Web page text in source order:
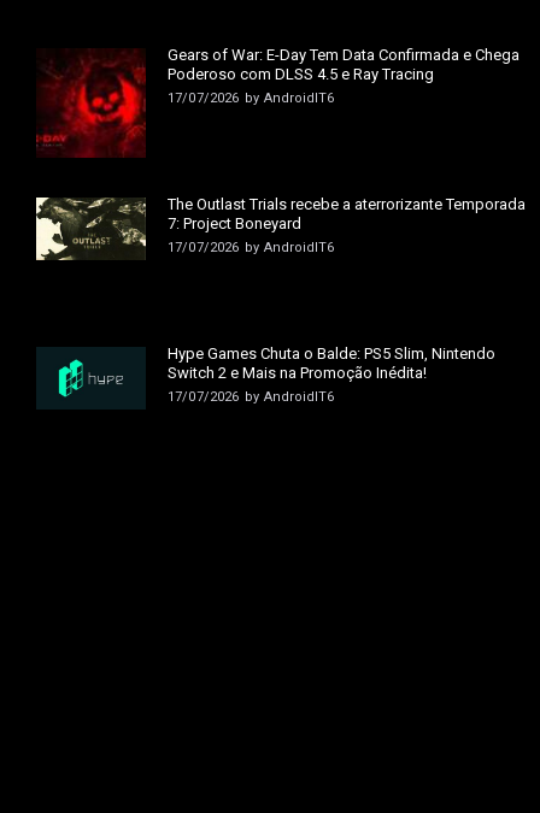
Gears of War: E-Day Tem Data Confirmada e Chega
Poderoso com DLSS 4.5 e Ray Tracing
17/07/2026 by AndroidIT6
The Outlast Trials recebe a aterrorizante Temporada
7: Project Boneyard
17/07/2026 by AndroidIT6
Hype Games Chuta o Balde: PS5 Slim, Nintendo
Switch 2 e Mais na Promoção Inédita!
17/07/2026 by AndroidIT6